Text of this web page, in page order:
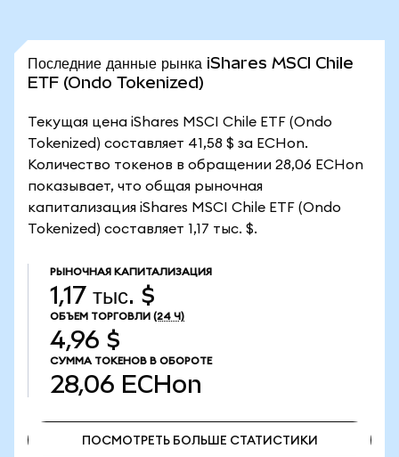
Последние данные рынка iShares MSCI Chile
ETF (Ondo Tokenized)
Текущая цена iShares MSCI Chile ETF (Ondo
Tokenized) составляет 41,58 $ за ECHon.
Количество токенов в обращении 28,06 ECHon
показывает, что общая рыночная
капитализация iShares MSCI Chile ETF (Ondo
Tokenized) составляет 1,17 тыс. $.
РЫНОЧНАЯ КАПИТАЛИЗАЦИЯ
1,17 тыс. $
ОБЪЕМ ТОРГОВЛИ (24 Ч)
4,96 $
СУММА ТОКЕНОВ В ОБОРОТЕ
28,06 ECHon
ПОСМОТРЕТЬ БОЛЬШЕ СТАТИСТИКИ